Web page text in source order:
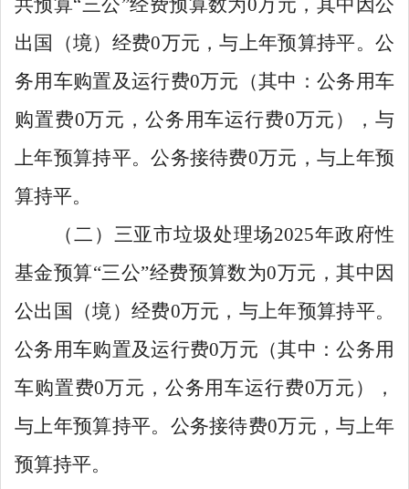
出国（境）经费0万元，与上年预算持平。公
务用车购置及运行费0万元（其中 ：公务用车
购置费0万元，公务用车运行费0万元），与
上年预算持平。公务接待费0万元，与上年预
算持平。
（二）三亚市垃圾处理场2025年政府性
基金预算“三公”经费预算数为0万元，其中因
公出国（境）经费0万元，与上年预算持平。
公务用车购置及运行费0万元（其中 ：公务用
车购置费0万元，公务用车运行费0万元），
与上年预算持平。公务接待费0万元，与上年
预算持平。